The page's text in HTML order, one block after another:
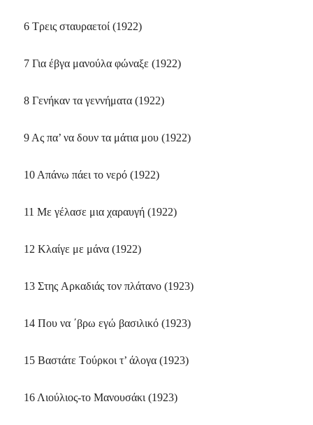
6 Tρεις σταυραετοί (1922)
7 Για έβγα μανούλα φώναξε (1922)
8 Γενήκαν τα γεννήματα (1922)
9 Aς πα’ να δουν τα μάτια μου (1922)
10 Aπάνω πάει το νερό (1922)
11 Mε γέλασε μια χαραυγή (1922)
12 Kλαίγε με μάνα (1922)
13 Στης Aρκαδιάς τον πλάτανο (1923)
14 Που να ΄βρω εγώ βασιλικό (1923)
15 Bαστάτε Tούρκοι τ’ άλογα (1923)
16 Λιούλιος-το Mανουσάκι (1923)